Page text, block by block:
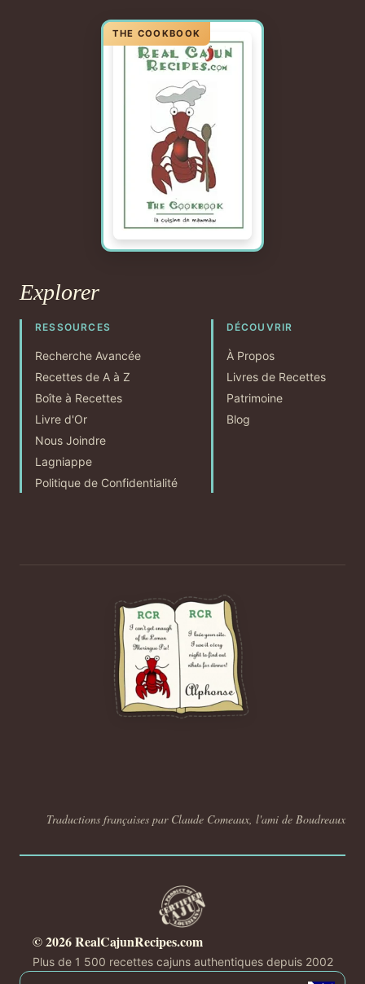
Explorer
RESSOURCES
Recherche Avancée
Recettes de A à Z
Boîte à Recettes
Livre d'Or
Nous Joindre
Lagniappe
Politique de Confidentialité
DÉCOUVRIR
À Propos
Livres de Recettes
Patrimoine
Blog
Traductions françaises par Claude Comeaux, l'ami de Boudreaux
© 2026 RealCajunRecipes.com
Plus de 1 500 recettes cajuns authentiques depuis 2002